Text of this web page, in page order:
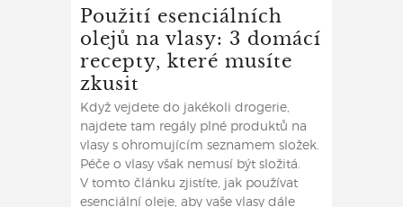
Použití esenciálních
olejů na vlasy: 3 domácí
recepty, které musíte
zkusit
Když vejdete do jakékoli drogerie,
najdete tam regály plné produktů na
vlasy s ohromujícím seznamem složek.
Péče o vlasy však nemusí být složitá.
V tomto článku zjistíte, jak používat
esenciální oleje, aby vaše vlasy dále